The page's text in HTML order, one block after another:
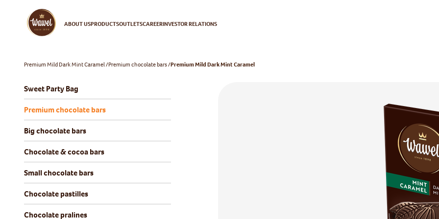
ABOUT USPRODUCTSOUTLETSCAREERINVESTOR RELATIONS
Premium Mild Dark Mint Caramel Premium chocolate bars Premium Mild Dark Mint Caramel
Sweet Party Bag
Premium chocolate bars
Big chocolate bars
Chocolate & cocoa bars
Small chocolate bars
Chocolate pastilles
Chocolate pralines